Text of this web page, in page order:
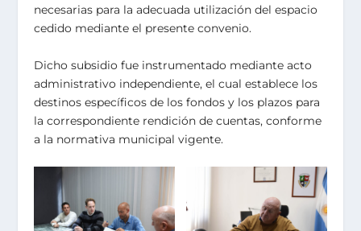
necesarias para la adecuada utilización del espacio
cedido mediante el presente convenio.
Dicho subsidio fue instrumentado mediante acto
administrativo independiente, el cual establece los
destinos específicos de los fondos y los plazos para
la correspondiente rendición de cuentas, conforme
a la normativa municipal vigente.